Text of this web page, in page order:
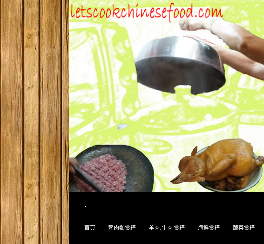
.
首頁
豬肉類食譜 羊肉, 牛肉 食譜 海鮮食譜 蔬菜食譜